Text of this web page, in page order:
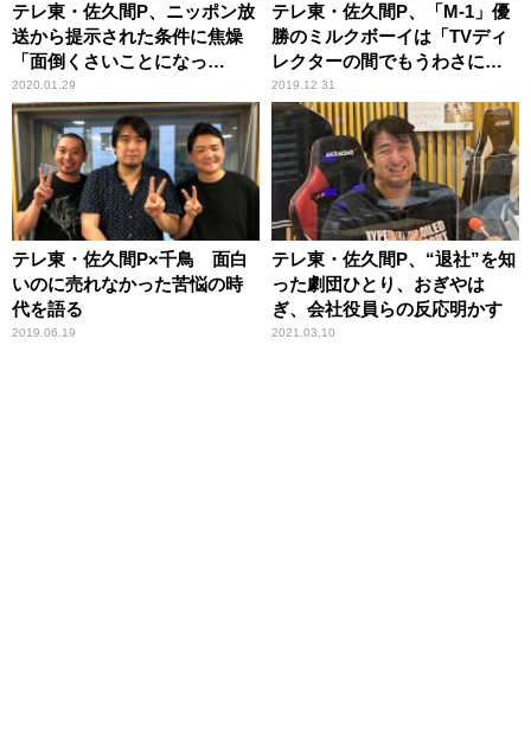
テレ東・佐久間P、ニッポン放
送から提示された条件に焦燥
「面倒くさいことになっ
た……」
2020.01.29
テレ東・佐久間P、「M-1」優
勝のミルクボーイは「TVディ
レクターの間でもうわさにな
っていた」
2019.12.31
テレ東・佐久間P×千鳥 面白
いのに売れなかった苦悩の時
代を語る
2019.06.19
テレ東・佐久間P、“退社”を知
った劇団ひとり、おぎやは
ぎ、会社役員らの反応明かす
2021.03.10